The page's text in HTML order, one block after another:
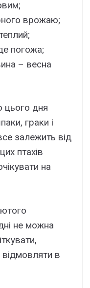
врожаю;
погожа;
– весна
цього дня
граки і
залежить від
птахів
на
не можна
в